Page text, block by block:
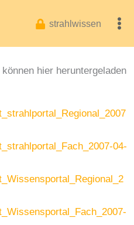
strahlwissen
hier heruntergeladen
04-